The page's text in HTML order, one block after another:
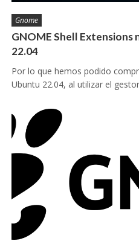
Gnome
GNOME Shell Extensions
22.04
Por lo que hemos podido
Ubuntu 22.04, al utilizar el